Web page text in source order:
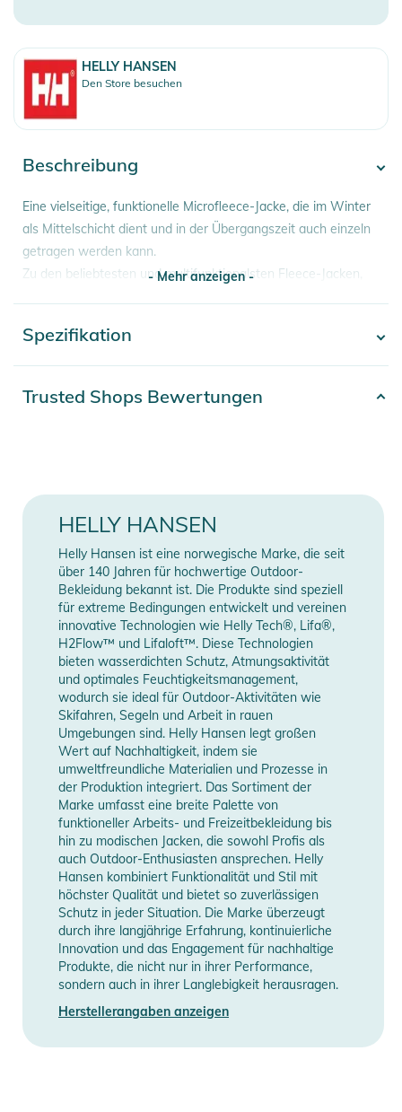
HELLY HANSEN
Den Store besuchen
Beschreibung
Eine vielseitige, funktionelle Microfleece-Jacke, die im Winter
als Mittelschicht dient und in der Übergangszeit auch einzeln
getragen werden kann.
Zu den beliebtesten und multifunktionalsten Fleece-Jacken,
smarten, technischen Details auf Basis der Rückmeldungen
aus unserer Kooperation mit professionellen
trocknend und atmungsaktiv. Die Schulterpartie haben wir mit
die Umwelt ist das Außenmaterial zu 100 % aus recyceltem
Polyester gefertigt.
Eigenschaften:
- Polartec®
- Micro-Fleece-Gewebe
- Hybrid-Konstruktion
- Brusttasche mit YKK®-Reißverschluss
- Einschubtaschen mit YKK®-Reißverschluss
- Anti-Scheuer-Kinnschutz
- Hoher Schutzkragen
- Gesticktes Helly Hansen (HH) Logo
- Recyceltes Material
- Maschinenwäsche in lauwarmem Wasser, 40 °C
Schonwaschgang. Nicht bleichen. Trocknen im Trockner bei
niedriger Temperatur. Bügeln bei niedriger Temperatur. Nicht
chemisch reinigen.
- Reißverschlüsse vor dem Waschen schließen, keinen
Weichspüler verwenden, mit ähnlichen Farben waschen
Produktinformationen und
Sicherheitshinweise
finden Sie direkt am Produkt.
- Mehr anzeigen -
Spezifikation
Material
Außenmaterial: 100% Polyester
/ Außenmaterial 2: 100%
Polyamid / Futter: 100%
Polyester
Manufacturer
Information
Herstellerangaben anzeigen
Trusted Shops Bewertungen
HELLY HANSEN
Helly Hansen ist eine norwegische Marke, die seit
über 140 Jahren für hochwertige Outdoor-
Bekleidung bekannt ist. Die Produkte sind speziell
für extreme Bedingungen entwickelt und vereinen
innovative Technologien wie Helly Tech®, Lifa®,
H2Flow™ und Lifaloft™. Diese Technologien
bieten wasserdichten Schutz, Atmungsaktivität
und optimales Feuchtigkeitsmanagement,
wodurch sie ideal für Outdoor-Aktivitäten wie
Skifahren, Segeln und Arbeit in rauen
Umgebungen sind. Helly Hansen legt großen
Wert auf Nachhaltigkeit, indem sie
umweltfreundliche Materialien und Prozesse in
der Produktion integriert. Das Sortiment der
Marke umfasst eine breite Palette von
funktioneller Arbeits- und Freizeitbekleidung bis
hin zu modischen Jacken, die sowohl Profis als
auch Outdoor-Enthusiasten ansprechen. Helly
Hansen kombiniert Funktionalität und Stil mit
höchster Qualität und bietet so zuverlässigen
Schutz in jeder Situation. Die Marke überzeugt
durch ihre langjährige Erfahrung, kontinuierliche
Innovation und das Engagement für nachhaltige
Produkte, die nicht nur in ihrer Performance,
sondern auch in ihrer Langlebigkeit herausragen.
Herstellerangaben anzeigen